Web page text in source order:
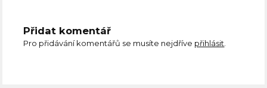
Přidat komentář
Pro přidávání komentářů se musíte nejdříve přihlásit